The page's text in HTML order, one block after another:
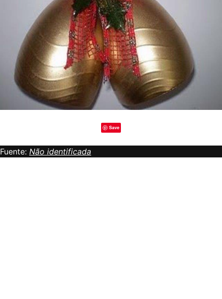
Save
Fuente: Não identificada